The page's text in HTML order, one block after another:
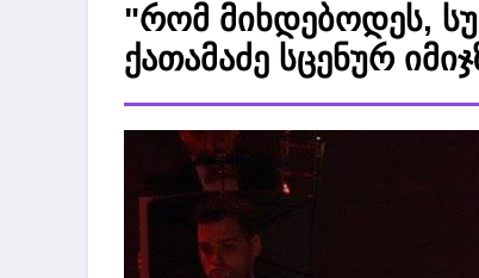
"რომ მიხდებოდეს,
ქათამაძე სცენურ